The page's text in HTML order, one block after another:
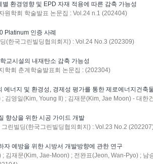
별 환경영향 및 EPD 자재 적용에 따른 감축 가능성
원학회 학술발표 논문집 : Vol.24 n.1 (202404)
Platinum 인증 사례
(한국그린빌딩협의회지) : Vol.24 No.3 (202309)
교시설의 내재탄소 감축 가능성
학회 춘계학술발표회 논문집 : (202304)
에너지 및 환경성, 경제성 평가를 통한 제로에너지건축
김영일(Kim, Young Il) ; 김재문(Kim, Jae Moon) - 대한
향상을 위한 시공 가이드 개발
그린빌딩(한국그린빌딩협의회지) : Vol.23 No.2
자 예방을 위한 시방서 개발방향에 관한 연구
김재문(Kim, Jae-Moon) ; 전완표(Jeon, Wan-Pyo) ;